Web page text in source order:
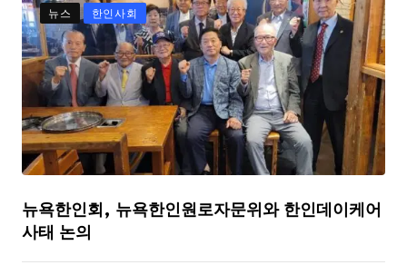
뉴스 한인사회
뉴욕한인회, 뉴욕한인원로자문위와 한인데이케어
사태 논의